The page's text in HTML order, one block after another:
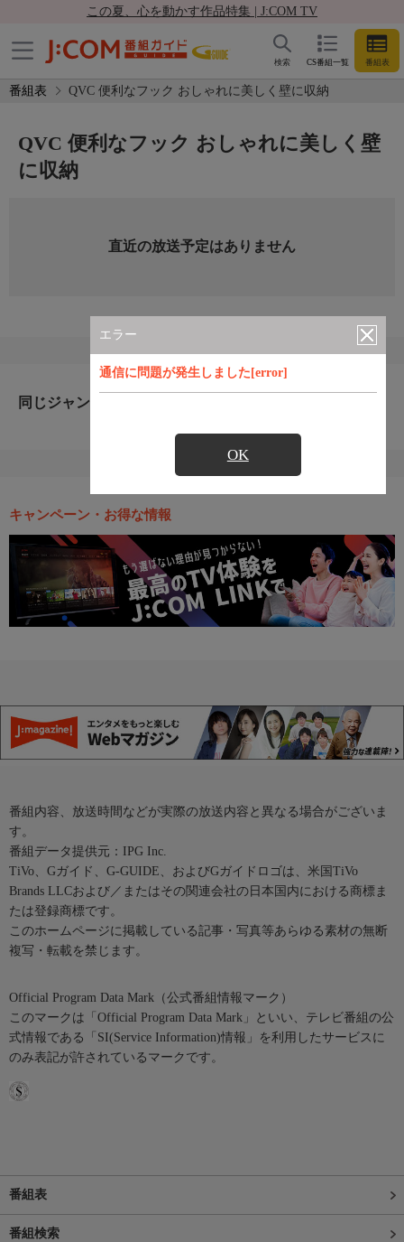
この夏、心を動かす作品特集 | J:COM TV
CS番組一覧 番組表
検索
番組表 QVC 便利なフック おしゃれに美しく壁に収納
エラー
通信に問題が発生しました[error]
OK
QVC 便利なフック おしゃれに美しく壁
に収納
直近の放送予定はありません
同じジャンルのおすすめ番組
キャンペーン・お得な情報
番組内容、放送時間などが実際の放送内容と異なる場合がございま
す。
番組データ提供元：IPG Inc.
TiVo、Gガイド、G-GUIDE、およびGガイドロゴは、米国TiVo
Brands LLCおよび／またはその関連会社の日本国内における商標ま
たは登録商標です。
このホームページに掲載している記事・写真等あらゆる素材の無断
複写・転載を禁じます。
Official Program Data Mark（公式番組情報マーク）
このマークは「Official Program Data Mark」といい、テレビ番組の公
式情報である「SI(Service Information)情報」を利用したサービスに
のみ表記が許されているマークです。
番組表
番組検索